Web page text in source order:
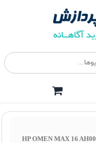
HP OMEN MAX 16